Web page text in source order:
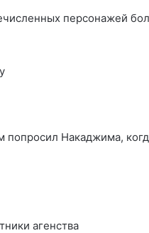
персонажей
Накаджима,
агенства